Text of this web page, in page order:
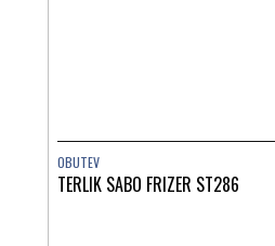
OBUTEV
TERLIK SABO FRIZER ST286